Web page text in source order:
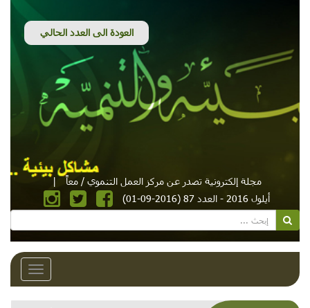
مجلة إلكترونية تصدر عن مركز العمل التنموي / معاً
|
أيلول 2016 - العدد 87 (2016-09-01)
Toggle